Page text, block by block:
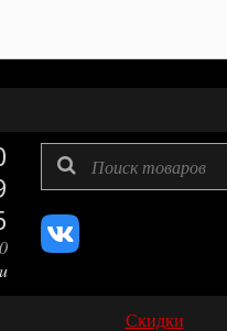
Скидки